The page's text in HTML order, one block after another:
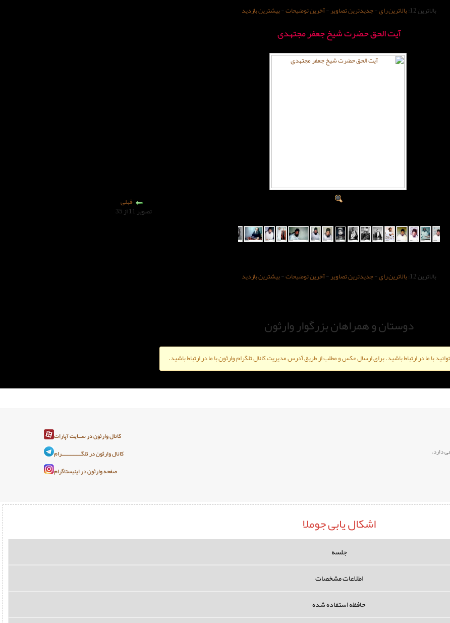
بالاترین 12:
بالاترین رای-جدیدترین تصاویر-آخرین توضیحات-بیشترین بازدید
آیت الحق حضرت شیخ جعفر مجتهدی
قبلی
تصویر 11 از 35
بالاترین 12: بالاترین رای-جدیدترین تصاویر-آخرین توضیحات-بیشترین بازدید
دوستان و همراهان بزرگوار وارثون
با ما در ارتباط باشید. برای ارسال عکس و مطلب از طریق آدرس مدیریت کانال تلگرام وارثون با ما در ارتباط باشید.
کانال وارثون در ســایت آپارات
کانال وارثون در تلگـــــــــــــرام
صفحه وارثون در اینیستاگرام
دارد.
اشکال یابی جوملا
جلسه
اطلاعات مشخصات
حافظه استفاده شده